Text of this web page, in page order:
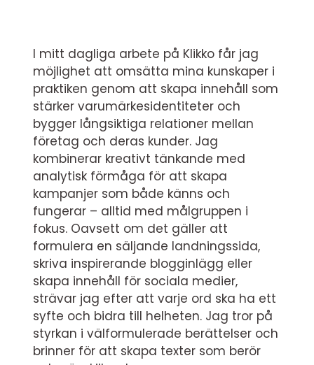
I mitt dagliga arbete på Klikko får jag
möjlighet att omsätta mina kunskaper i
praktiken genom att skapa innehåll som
stärker varumärkesidentiteter och
bygger långsiktiga relationer mellan
företag och deras kunder. Jag
kombinerar kreativt tänkande med
analytisk förmåga för att skapa
kampanjer som både känns och
fungerar – alltid med målgruppen i
fokus. Oavsett om det gäller att
formulera en säljande landningssida,
skriva inspirerande blogginlägg eller
skapa innehåll för sociala medier,
strävar jag efter att varje ord ska ha ett
syfte och bidra till helheten. Jag tror på
styrkan i välformulerade berättelser och
brinner för att skapa texter som berör